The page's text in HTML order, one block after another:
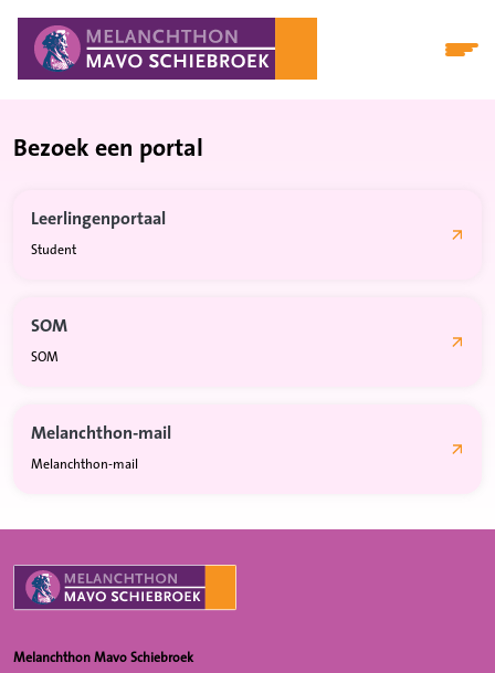
Bezoek een portal
Leerlingenportaal
Student
SOM
SOM
Melanchthon-mail
Melanchthon-mail
Melanchthon Mavo Schiebroek